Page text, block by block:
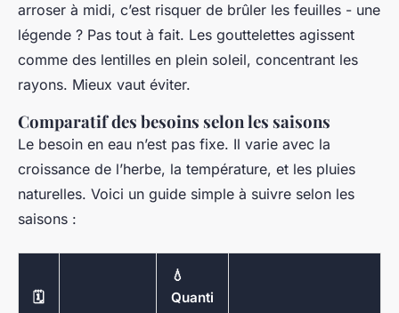
arroser à midi, c’est risquer de brûler les feuilles - une
légende ? Pas tout à fait. Les gouttelettes agissent
comme des lentilles en plein soleil, concentrant les
rayons. Mieux vaut éviter.
Comparatif des besoins selon les saisons
Le besoin en eau n’est pas fixe. Il varie avec la
croissance de l’herbe, la température, et les pluies
naturelles. Voici un guide simple à suivre selon les
saisons :
🗓️
💧
Quanti